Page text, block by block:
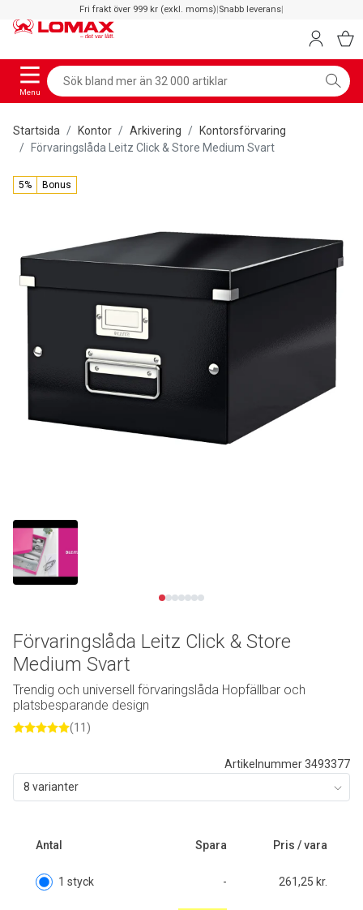
Fri frakt över 999 kr (exkl. moms)|Snabb leverans|
Menu
Startsida Kontor Arkivering
Kontorsförvaring
Förvaringslåda Leitz Click & Store Medium Svart
5% Bonus
Artikelnummer 3493377
8 varianter
Antal Spara Pris / vara
1 styck - 261,25 kr.
Förvaringslåda Leitz Click & Store
Medium Svart
Trendig och universell förvaringslåda Hopfällbar och
platsbesparande design
(11)